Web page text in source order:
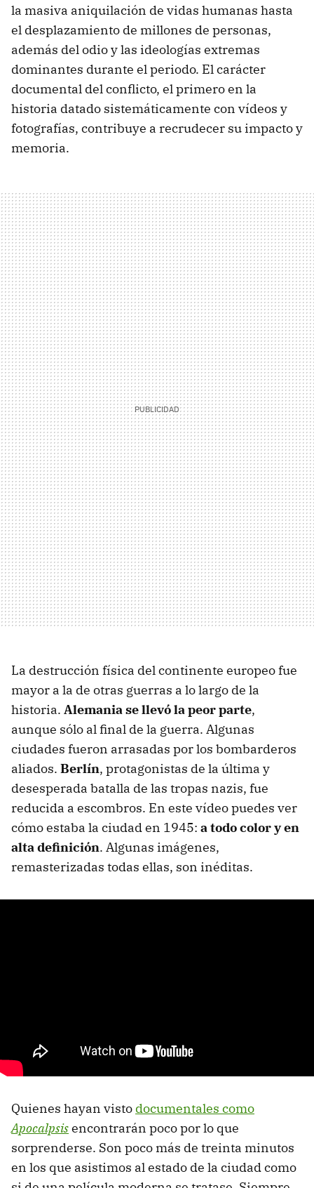
la masiva aniquilación de vidas humanas hasta
el desplazamiento de millones de personas,
además del odio y las ideologías extremas
dominantes durante el periodo. El carácter
documental del conflicto, el primero en la
historia datado sistemáticamente con vídeos y
fotografías, contribuye a recrudecer su impacto y
memoria.
La destrucción física del continente europeo fue
mayor a la de otras guerras a lo largo de la
historia. Alemania se llevó la peor parte,
aunque sólo al final de la guerra. Algunas
ciudades fueron arrasadas por los bombarderos
aliados. Berlín, protagonistas de la última y
desesperada batalla de las tropas nazis, fue
reducida a escombros. En este vídeo puedes ver
cómo estaba la ciudad en 1945: a todo color y en
alta definición. Algunas imágenes,
remasterizadas todas ellas, son inéditas.
Quienes hayan visto documentales como
Apocalpsisencontrarán poco por lo que
sorprenderse. Son poco más de treinta minutos
en los que asistimos al estado de la ciudad como